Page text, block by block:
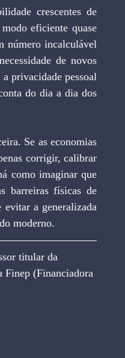
eficiente quase
número incalculável
de novos
privacidade pessoal
do dia a dia dos
corrigir, calibrar
como imaginar que
barreiras físicas de
evitar a generalizada
moderno.
titular da
Finep (Financiadora